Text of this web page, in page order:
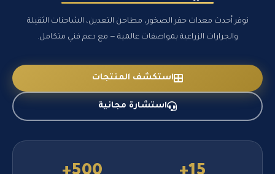
نوفر أحدث معدات حفر الصخور، مطاحن التعدين، الشاحنات الثقيلة
والجرارات الزراعية بمواصفات عالمية — مع دعم فني متكامل.
استكشف المنتجات
استشارة مجانية